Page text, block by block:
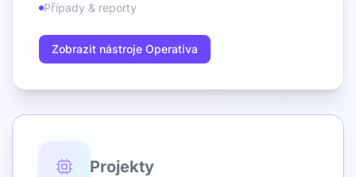
Případy & reporty
Zobrazit nástroje Operativa
Projekty